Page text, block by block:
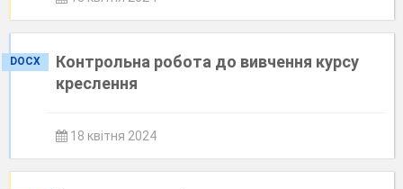
DOCX
Контрольна робота до вивчення курсу
креслення
18 квітня 2024